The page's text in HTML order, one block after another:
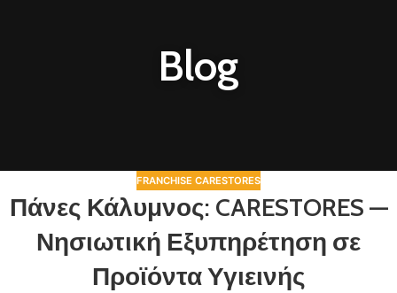
Blog
FRANCHISE CARESTORES
Πάνες Κάλυμνος: CARESTORES —
Νησιωτική Εξυπηρέτηση σε
Προϊόντα Υγιεινής